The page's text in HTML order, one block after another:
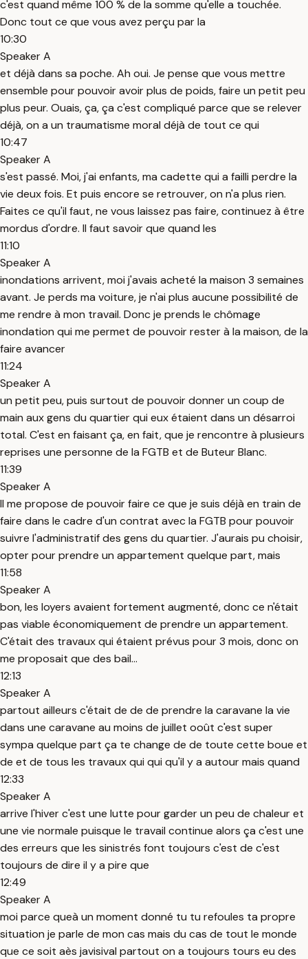
c'est quand même 100 % de la somme qu'elle a touchée.
Donc tout ce que vous avez perçu par la
10:30
Speaker A
et déjà dans sa poche. Ah oui. Je pense que vous mettre
ensemble pour pouvoir avoir plus de poids, faire un petit peu
plus peur. Ouais, ça, ça c'est compliqué parce que se relever
déjà, on a un traumatisme moral déjà de tout ce qui
10:47
Speaker A
s'est passé. Moi, j'ai enfants, ma cadette qui a failli perdre la
vie deux fois. Et puis encore se retrouver, on n'a plus rien.
Faites ce qu'il faut, ne vous laissez pas faire, continuez à être
mordus d'ordre. Il faut savoir que quand les
11:10
Speaker A
inondations arrivent, moi j'avais acheté la maison 3 semaines
avant. Je perds ma voiture, je n'ai plus aucune possibilité de
me rendre à mon travail. Donc je prends le chômage
inondation qui me permet de pouvoir rester à la maison, de la
faire avancer
11:24
Speaker A
un petit peu, puis surtout de pouvoir donner un coup de
main aux gens du quartier qui eux étaient dans un désarroi
total. C'est en faisant ça, en fait, que je rencontre à plusieurs
reprises une personne de la FGTB et de Buteur Blanc.
11:39
Speaker A
Il me propose de pouvoir faire ce que je suis déjà en train de
faire dans le cadre d'un contrat avec la FGTB pour pouvoir
suivre l'administratif des gens du quartier. J'aurais pu choisir,
opter pour prendre un appartement quelque part, mais
11:58
Speaker A
bon, les loyers avaient fortement augmenté, donc ce n'était
pas viable économiquement de prendre un appartement.
C'était des travaux qui étaient prévus pour 3 mois, donc on
me proposait que des bail...
12:13
Speaker A
partout ailleurs c'était de de de prendre la caravane la vie
dans une caravane au moins de juillet ooût c'est super
sympa quelque part ça te change de de toute cette boue et
de et de tous les travaux qui qui qu'il y a autour mais quand
12:33
Speaker A
arrive l'hiver c'est une lutte pour garder un peu de chaleur et
une vie normale puisque le travail continue alors ça c'est une
des erreurs que les sinistrés font toujours c'est de c'est
toujours de dire il y a pire que
12:49
Speaker A
moi parce queà un moment donné tu tu refoules ta propre
situation je parle de mon cas mais du cas de tout le monde
que ce soit aès javisival partout on a toujours tours eu des